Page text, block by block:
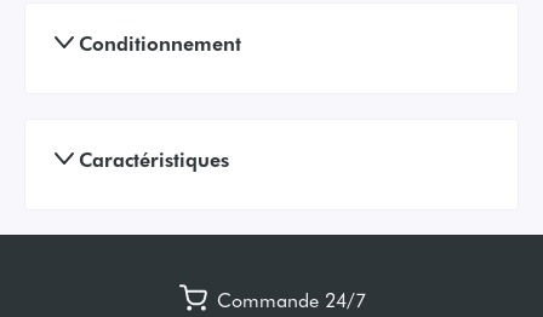
Conditionnement
Caractéristiques
Commande 24/7